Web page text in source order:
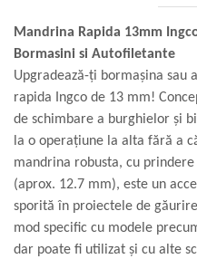
Mandrina Rapida 13mm
Bormasini si Autofiletante
Upgradează-ți bormașina sau
rapida Ingco de 13 mm!
de schimbare a burghielor și
la o operațiune la alta fără a
mandrina robusta, cu
(aprox. 12.7 mm), este un
sporită în proiectele de
mod specific cu modele
dar poate fi utilizat și cu alte